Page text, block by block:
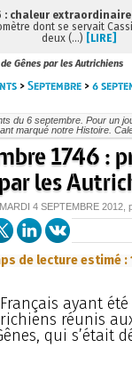
Gênes par les Autrichiens
>Septembre >6
du 6 septembre. Pour un
marqué notre Histoire.
1746 :
les
MARDI 4 SEPTEMBRE 2012,
de lecture estimé :
ayant
réunis
qui s’était
: chaleur
dont se servait
deux (…) [LIRE]